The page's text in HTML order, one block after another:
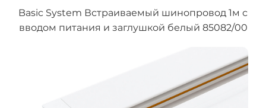
Basic System Встраиваемый шинопровод 1м с
вводом питания и заглушкой белый 85082/00